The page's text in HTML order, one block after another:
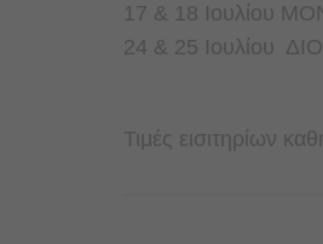
17 & 18 Ιουλίου
24 & 25 Ioυλίου
Τιμές εισιτηρίων